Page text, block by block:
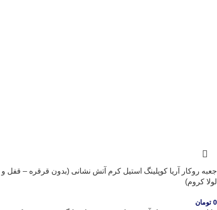
جعبه روکار آریا کوپلینگ استیل کرم آتش نشانی (بدون قرقره – قفل و
لولا کروم)
0 تومان